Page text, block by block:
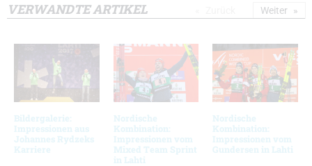
VERWANDTE ARTIKEL
Bildergalerie:
Impressionen aus
Johannes Rydzeks
Karriere
Nordische
Kombination:
Impressionen vom
Mixed Team Sprint
in Lahti
Nordische
Kombination:
Impressionen vom
Gundersen in Lahti
Weiter